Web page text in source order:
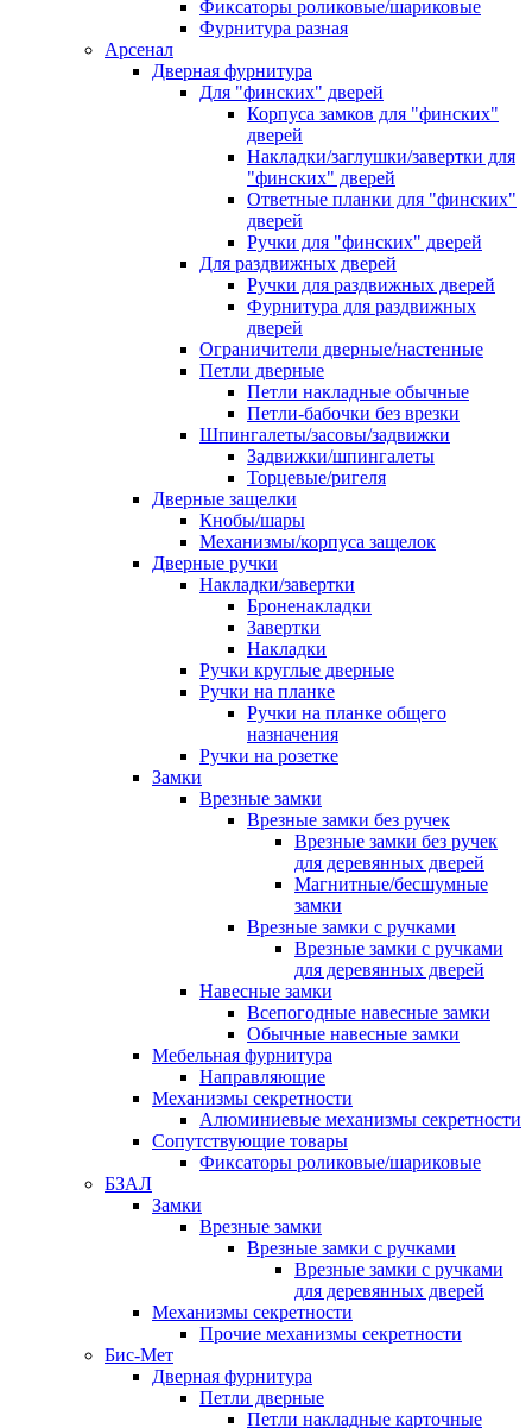
Фиксаторы роликовые/шариковые
Фурнитура разная
Арсенал
Дверная фурнитура
Для "финских" дверей
Корпуса замков для "финских"
дверей
Накладки/заглушки/завертки для
"финских" дверей
Ответные планки для "финских"
дверей
Ручки для "финских" дверей
Для раздвижных дверей
Ручки для раздвижных дверей
Фурнитура для раздвижных
дверей
Ограничители дверные/настенные
Петли дверные
Петли накладные обычные
Петли-бабочки без врезки
Шпингалеты/засовы/задвижки
Задвижки/шпингалеты
Торцевые/ригеля
Дверные защелки
Кнобы/шары
Механизмы/корпуса защелок
Дверные ручки
Накладки/завертки
Броненакладки
Завертки
Накладки
Ручки круглые дверные
Ручки на планке
Ручки на планке общего
назначения
Ручки на розетке
Замки
Врезные замки
Врезные замки без ручек
Врезные замки без ручек
для деревянных дверей
Магнитные/бесшумные
замки
Врезные замки с ручками
Врезные замки с ручками
для деревянных дверей
Навесные замки
Всепогодные навесные замки
Обычные навесные замки
Мебельная фурнитура
Направляющие
Механизмы секретности
Алюминиевые механизмы секретности
Сопутствующие товары
Фиксаторы роликовые/шариковые
БЗАЛ
Замки
Врезные замки
Врезные замки с ручками
Врезные замки с ручками
для деревянных дверей
Механизмы секретности
Прочие механизмы секретности
Бис-Мет
Дверная фурнитура
Петли дверные
Петли накладные карточные